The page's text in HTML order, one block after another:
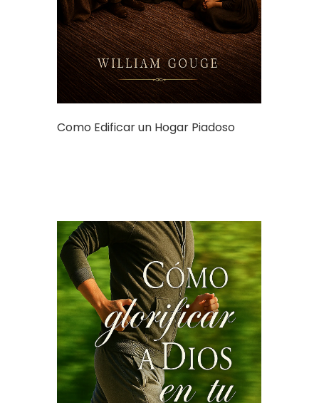
Como Edificar un Hogar Piadoso